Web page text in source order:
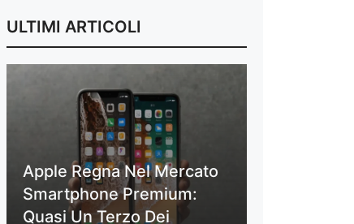
ULTIMI ARTICOLI
Apple Regna Nel Mercato
Smartphone Premium:
Quasi Un Terzo Dei